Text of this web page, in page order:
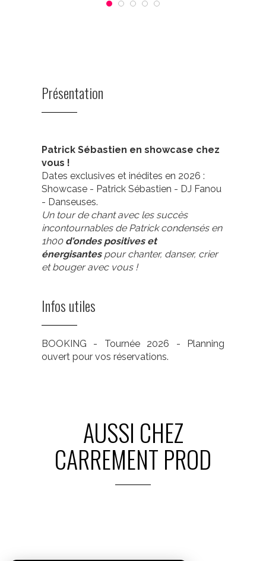
Présentation
Patrick Sébastien en showcase chez
vous !
Dates exclusives et inédites en 2026 :
Showcase - Patrick Sébastien - DJ Fanou
- Danseuses.
Un tour de chant avec les succès
incontournables de Patrick condensés en
1h00 d'ondes positives et
énergisantes pour chanter, danser, crier
et bouger avec vous !
Infos utiles
BOOKING - Tournée 2026 - Planning
ouvert pour vos réservations.
AUSSI CHEZ
CARREMENT PROD